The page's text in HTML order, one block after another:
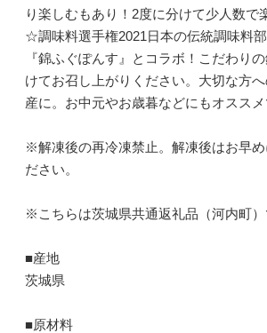
り楽しむもあり！2度に分けて少人数で
☆調味料選手権2021日本の伝統調味料
『錦ふぐぽんす』とコラボ！こだわり
けてお召し上がりください。大切な方
産に。お中元やお歳暮などにもオススメ
※解凍後の再冷凍禁止。解凍後はお早め
ださい。
※こちらは茨城県共通返礼品（河内町）
■産地
茨城県
■原材料